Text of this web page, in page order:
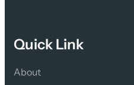
Quick Link
About